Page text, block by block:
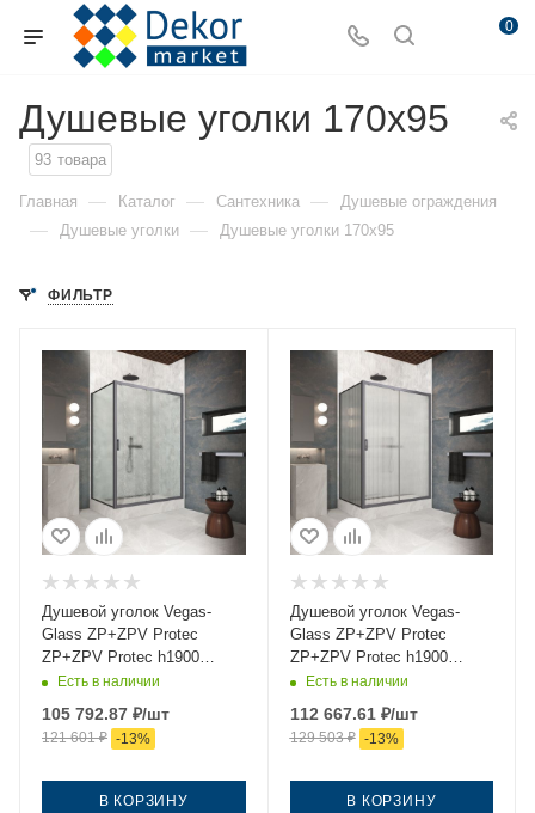
0
Душевые уголки 170x95
93 товара
Главная — Каталог — Сантехника — Душевые ограждения
— Душевые уголки — Душевые уголки 170x95
ФИЛЬТР
Душевой уголок Vegas-
Glass ZP+ZPV Protec
ZP+ZPV Protec h1900
170*95 06 02 170х95 стекло
вороненая сталь без
поддона
Есть в наличии
105 792.87 ₽/шт
121 601₽ -13%
В КОРЗИНУ
Душевой уголок Vegas-
Glass ZP+ZPV Protec
ZP+ZPV Protec h1900
170*95 06 Moru 170х95
вороненая сталь без
поддона
Есть в наличии
112 667.61₽/шт
129 503₽ -13%
В КОРЗИНУ